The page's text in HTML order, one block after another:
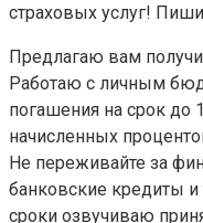
страховых услуг!
Предлагаю вам
Работаю с личным
погашения на срок до
начисленных
Не переживайте за
банковские кредиты
сроки озвучиваю